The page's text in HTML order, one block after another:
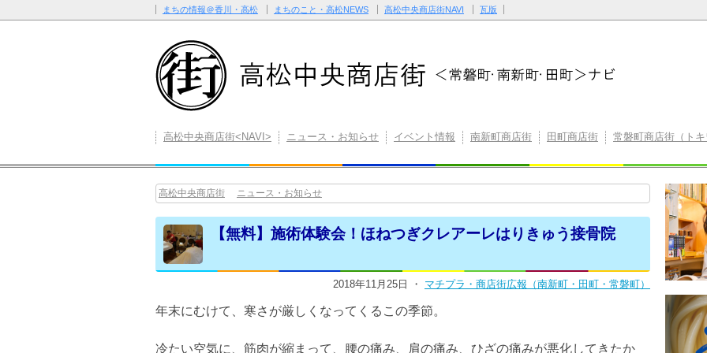
まちの情報＠香川・高松 まちのこと・高松NEWS 高松中央商店街NAVI 瓦版
高松中央商店街<NAVI> ニュース・お知らせ イベント情報 南新町商店街 田町商店街 常磐町商店街（ト
高松中央商店街 ニュース・お知らせ
【無料】施術体験会！ほねつぎクレアーレはりきゅう接骨院
2018年11月25日 ・ マチプラ・商店街広報（南新町・田町・常磐町）
年末にむけて、寒さが厳しくなってくるこの季節。
冷たい空気に、筋肉が縮まって、腰の痛み、肩の痛み、ひざの痛みが悪化してきたか